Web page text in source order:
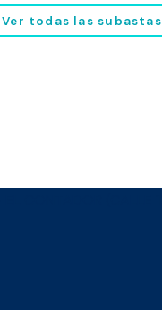
Ver todas las subastas